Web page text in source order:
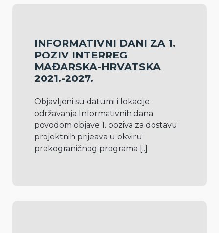
INFORMATIVNI DANI ZA 1.
POZIV INTERREG
MAĐARSKA-HRVATSKA
2021.-2027.
Objavljeni su datumi i lokacije
održavanja Informativnih dana
povodom objave 1. poziva za dostavu
projektnih prijeava u okviru
prekograničnog programa [..]